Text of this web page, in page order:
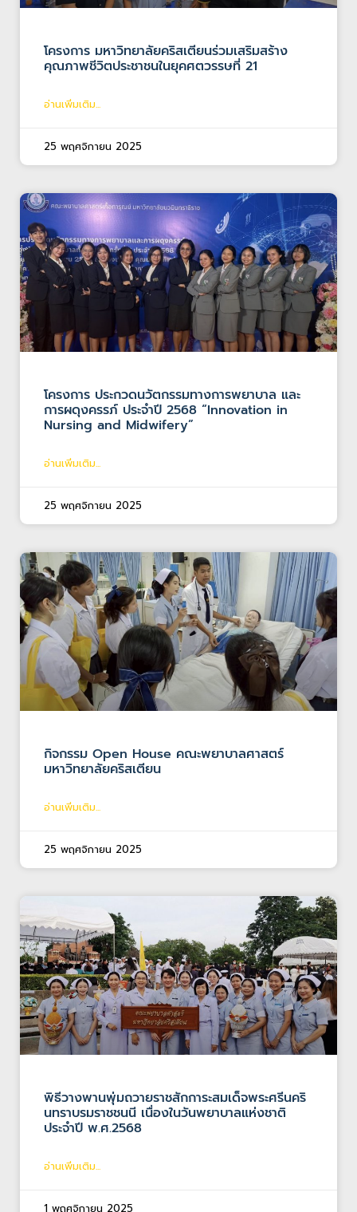
โครงการ มหาวิทยาลัยคริสเตียนร่วมเสริมสร้าง
คุณภาพชีวิตประชาชนในยุคศตวรรษที่ 21
อ่านเพิ่มเติม...
25 พฤศจิกายน 2025
โครงการ ประกวดนวัตกรรมทางการพยาบาล และ
การผดุงครรภ์ ประจำปี 2568 “Innovation in
Nursing and Midwifery”
อ่านเพิ่มเติม...
25 พฤศจิกายน 2025
กิจกรรม Open House คณะพยาบาลศาสตร์
มหาวิทยาลัยคริสเตียน
อ่านเพิ่มเติม...
25 พฤศจิกายน 2025
พิธีวางพานพุ่มถวายราชสักการะสมเด็จพระศรีนคริ
นทราบรมราชชนนี เนื่องในวันพยาบาลแห่งชาติ
ประจำปี พ.ศ.2568
อ่านเพิ่มเติม...
1 พฤศจิกายน 2025